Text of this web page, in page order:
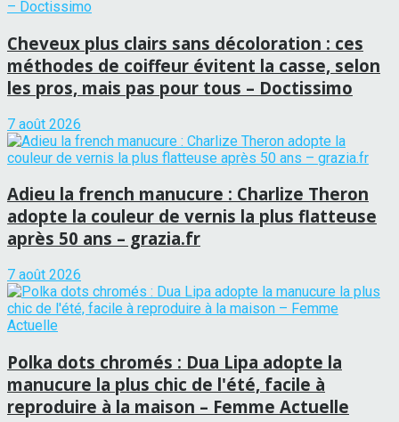
Cheveux plus clairs sans décoloration : ces
méthodes de coiffeur évitent la casse, selon
les pros, mais pas pour tous – Doctissimo
7 août 2026
Adieu la french manucure : Charlize Theron
adopte la couleur de vernis la plus flatteuse
après 50 ans – grazia.fr
7 août 2026
Polka dots chromés : Dua Lipa adopte la
manucure la plus chic de l'été, facile à
reproduire à la maison – Femme Actuelle